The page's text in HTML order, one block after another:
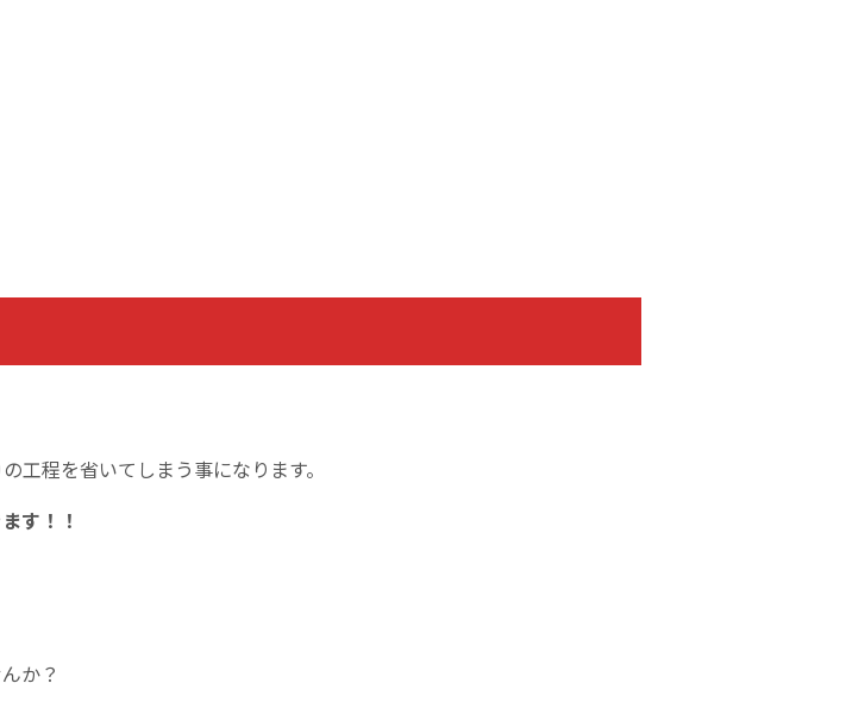
工程を省いてしまう事になります。
す！！
か？